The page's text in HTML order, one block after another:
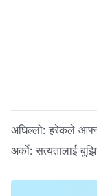
अघिल्लो: हरेकले
अर्को: सत्यतालाई